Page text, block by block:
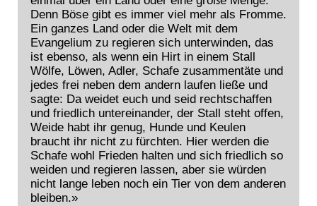
Denn Böse gibt es immer viel mehr als Fromme.
Ein ganzes Land oder die Welt mit dem
Evangelium zu regieren sich unterwinden, das
ist ebenso, als wenn ein Hirt in einem Stall
Wölfe, Löwen, Adler, Schafe zusammentäte und
jedes frei neben dem andern laufen ließe und
sagte: Da weidet euch und seid rechtschaffen
und friedlich untereinander, der Stall steht offen,
Weide habt ihr genug, Hunde und Keulen
braucht ihr nicht zu fürchten. Hier werden die
Schafe wohl Frieden halten und sich friedlich so
weiden und regieren lassen, aber sie würden
nicht lange leben noch ein Tier von dem anderen
bleiben.»